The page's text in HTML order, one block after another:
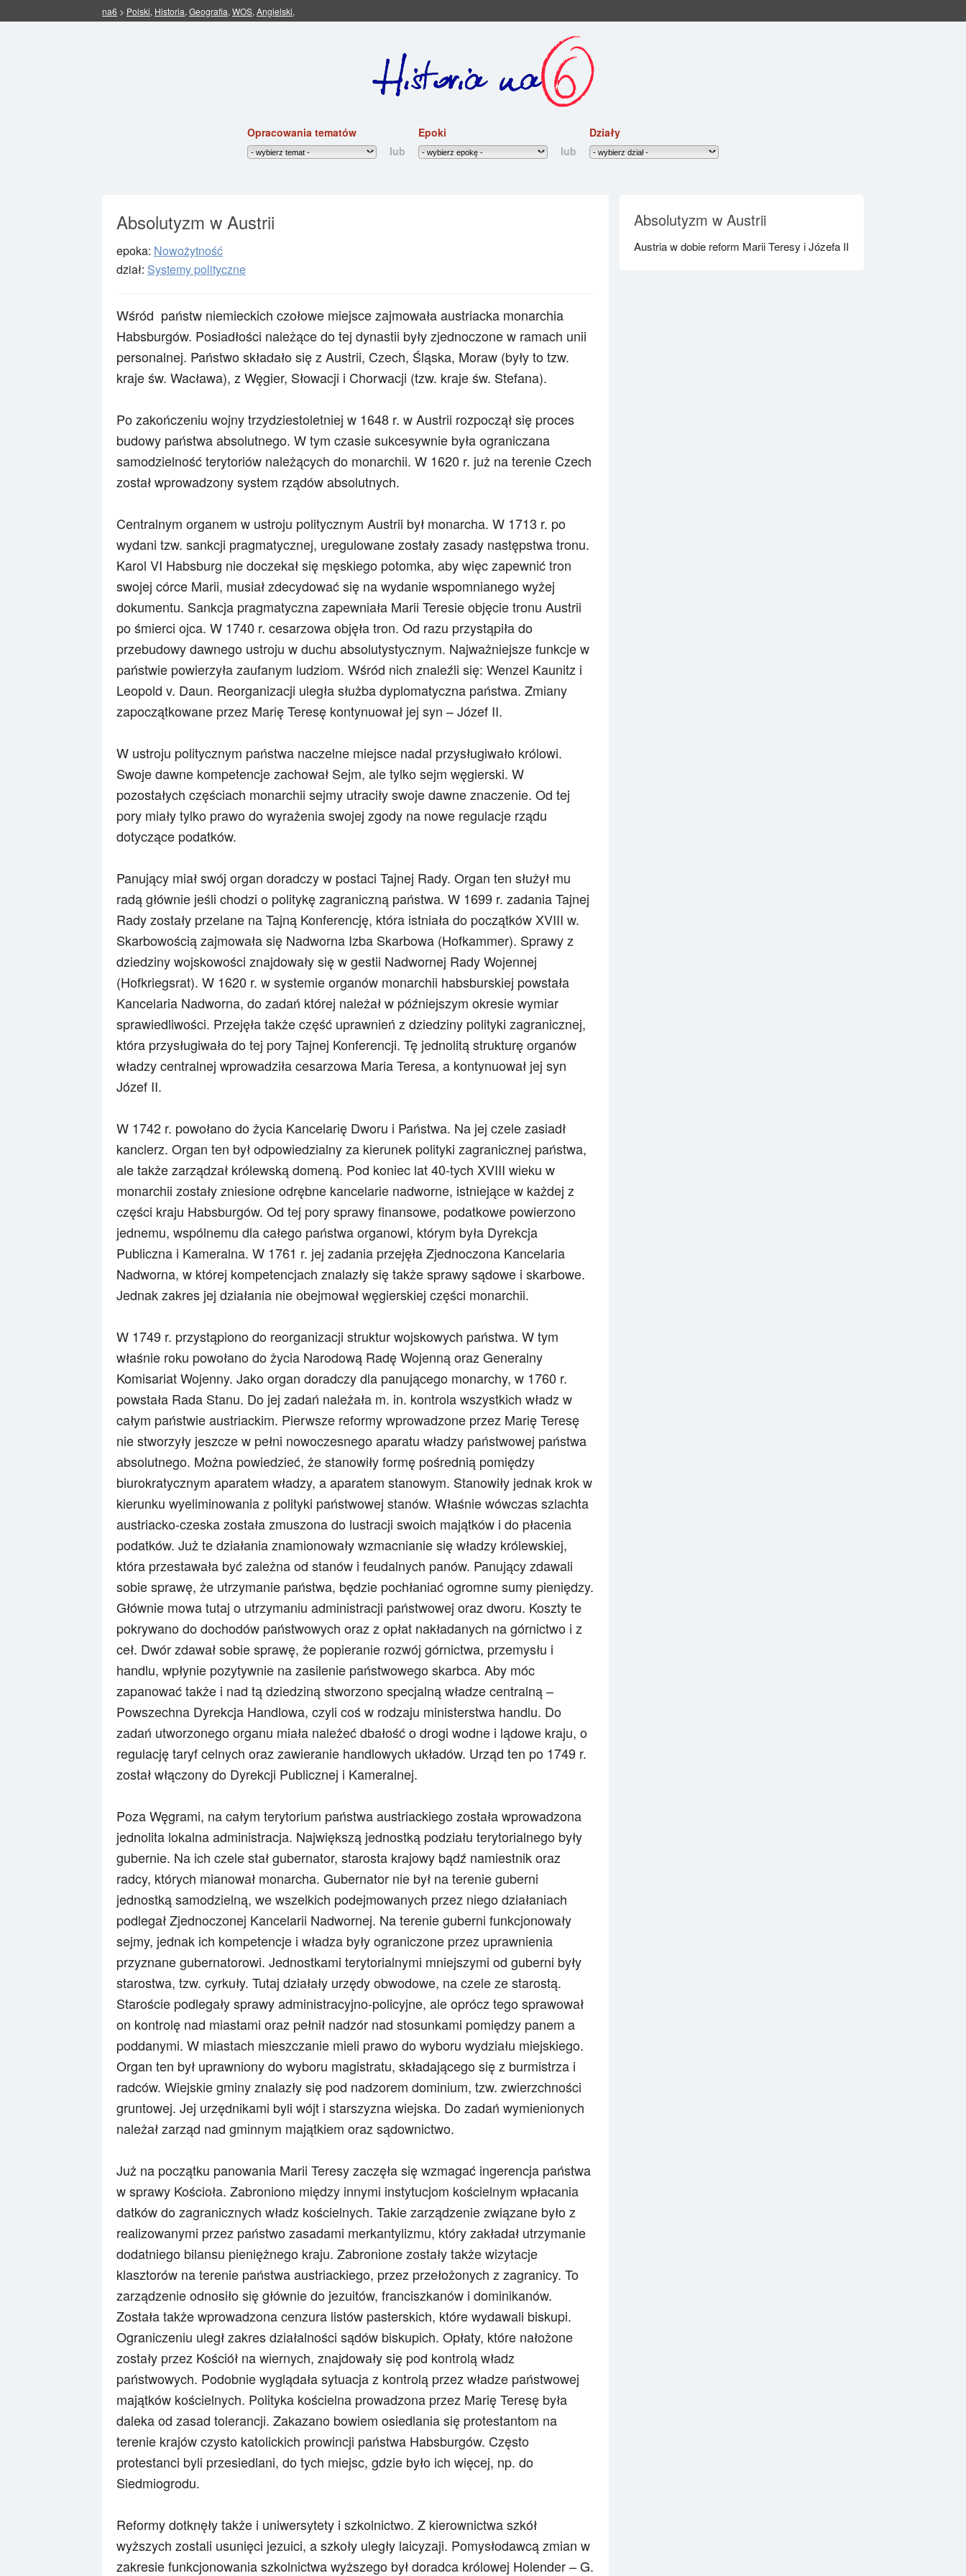
na6 > Polski, Historia, Geografia, WOS, Angielski,
Opracowania tematów
lub
Epoki
lub
Działy
Absolutyzm w Austrii
epoka: Nowożytność
dział: Systemy polityczne
Wśród państw niemieckich czołowe miejsce zajmowała austriacka monarchia
Habsburgów. Posiadłości należące do tej dynastii były zjednoczone w ramach unii
personalnej. Państwo składało się z Austrii, Czech, Śląska, Moraw (były to tzw.
kraje św. Wacława), z Węgier, Słowacji i Chorwacji (tzw. kraje św. Stefana).
Po zakończeniu wojny trzydziestoletniej w 1648 r. w Austrii rozpoczął się proces
budowy państwa absolutnego. W tym czasie sukcesywnie była ograniczana
samodzielność terytoriów należących do monarchii. W 1620 r. już na terenie Czech
został wprowadzony system rządów absolutnych.
Centralnym organem w ustroju politycznym Austrii był monarcha. W 1713 r. po
wydani tzw. sankcji pragmatycznej, uregulowane zostały zasady następstwa tronu.
Karol VI Habsburg nie doczekał się męskiego potomka, aby więc zapewnić tron
swojej córce Marii, musiał zdecydować się na wydanie wspomnianego wyżej
dokumentu. Sankcja pragmatyczna zapewniała Marii Teresie objęcie tronu Austrii
po śmierci ojca. W 1740 r. cesarzowa objęła tron. Od razu przystąpiła do
przebudowy dawnego ustroju w duchu absolutystycznym. Najważniejsze funkcje w
państwie powierzyła zaufanym ludziom. Wśród nich znaleźli się: Wenzel Kaunitz i
Leopold v. Daun. Reorganizacji uległa służba dyplomatyczna państwa. Zmiany
zapoczątkowane przez Marię Teresę kontynuował jej syn – Józef II.
W ustroju politycznym państwa naczelne miejsce nadal przysługiwało królowi.
Swoje dawne kompetencje zachował Sejm, ale tylko sejm węgierski. W
pozostałych częściach monarchii sejmy utraciły swoje dawne znaczenie. Od tej
pory miały tylko prawo do wyrażenia swojej zgody na nowe regulacje rządu
dotyczące podatków.
Panujący miał swój organ doradczy w postaci Tajnej Rady. Organ ten służył mu
radą głównie jeśli chodzi o politykę zagraniczną państwa. W 1699 r. zadania Tajnej
Rady zostały przelane na Tajną Konferencję, która istniała do początków XVIII w.
Skarbowością zajmowała się Nadworna Izba Skarbowa (Hofkammer). Sprawy z
dziedziny wojskowości znajdowały się w gestii Nadwornej Rady Wojennej
(Hofkriegsrat). W 1620 r. w systemie organów monarchii habsburskiej powstała
Kancelaria Nadworna, do zadań której należał w późniejszym okresie wymiar
sprawiedliwości. Przejęła także część uprawnień z dziedziny polityki zagranicznej,
która przysługiwała do tej pory Tajnej Konferencji. Tę jednolitą strukturę organów
władzy centralnej wprowadziła cesarzowa Maria Teresa, a kontynuował jej syn
Józef II.
W 1742 r. powołano do życia Kancelarię Dworu i Państwa. Na jej czele zasiadł
kanclerz. Organ ten był odpowiedzialny za kierunek polityki zagranicznej państwa,
ale także zarządzał królewską domeną. Pod koniec lat 40-tych XVIII wieku w
monarchii zostały zniesione odrębne kancelarie nadworne, istniejące w każdej z
części kraju Habsburgów. Od tej pory sprawy finansowe, podatkowe powierzono
jednemu, wspólnemu dla całego państwa organowi, którym była Dyrekcja
Publiczna i Kameralna. W 1761 r. jej zadania przejęła Zjednoczona Kancelaria
Nadworna, w której kompetencjach znalazły się także sprawy sądowe i skarbowe.
Jednak zakres jej działania nie obejmował węgierskiej części monarchii.
W 1749 r. przystąpiono do reorganizacji struktur wojskowych państwa. W tym
właśnie roku powołano do życia Narodową Radę Wojenną oraz Generalny
Komisariat Wojenny. Jako organ doradczy dla panującego monarchy, w 1760 r.
powstała Rada Stanu. Do jej zadań należała m. in. kontrola wszystkich władz w
całym państwie austriackim. Pierwsze reformy wprowadzone przez Marię Teresę
nie stworzyły jeszcze w pełni nowoczesnego aparatu władzy państwowej państwa
absolutnego. Można powiedzieć, że stanowiły formę pośrednią pomiędzy
biurokratycznym aparatem władzy, a aparatem stanowym. Stanowiły jednak krok w
kierunku wyeliminowania z polityki państwowej stanów. Właśnie wówczas szlachta
austriacko-czeska została zmuszona do lustracji swoich majątków i do płacenia
podatków. Już te działania znamionowały wzmacnianie się władzy królewskiej,
która przestawała być zależna od stanów i feudalnych panów. Panujący zdawali
sobie sprawę, że utrzymanie państwa, będzie pochłaniać ogromne sumy pieniędzy.
Głównie mowa tutaj o utrzymaniu administracji państwowej oraz dworu. Koszty te
pokrywano do dochodów państwowych oraz z opłat nakładanych na górnictwo i z
ceł. Dwór zdawał sobie sprawę, że popieranie rozwój górnictwa, przemysłu i
handlu, wpłynie pozytywnie na zasilenie państwowego skarbca. Aby móc
zapanować także i nad tą dziedziną stworzono specjalną władze centralną –
Powszechna Dyrekcja Handlowa, czyli coś w rodzaju ministerstwa handlu. Do
zadań utworzonego organu miała należeć dbałość o drogi wodne i lądowe kraju, o
regulację taryf celnych oraz zawieranie handlowych układów. Urząd ten po 1749 r.
został włączony do Dyrekcji Publicznej i Kameralnej.
Poza Węgrami, na całym terytorium państwa austriackiego została wprowadzona
jednolita lokalna administracja. Największą jednostką podziału terytorialnego były
gubernie. Na ich czele stał gubernator, starosta krajowy bądź namiestnik oraz
radcy, których mianował monarcha. Gubernator nie był na terenie guberni
jednostką samodzielną, we wszelkich podejmowanych przez niego działaniach
podlegał Zjednoczonej Kancelarii Nadwornej. Na terenie guberni funkcjonowały
sejmy, jednak ich kompetencje i władza były ograniczone przez uprawnienia
przyznane gubernatorowi. Jednostkami terytorialnymi mniejszymi od guberni były
starostwa, tzw. cyrkuły. Tutaj działały urzędy obwodowe, na czele ze starostą.
Staroście podlegały sprawy administracyjno-policyjne, ale oprócz tego sprawował
on kontrolę nad miastami oraz pełnił nadzór nad stosunkami pomiędzy panem a
poddanymi. W miastach mieszczanie mieli prawo do wyboru wydziału miejskiego.
Organ ten był uprawniony do wyboru magistratu, składającego się z burmistrza i
radców. Wiejskie gminy znalazły się pod nadzorem dominium, tzw. zwierzchności
gruntowej. Jej urzędnikami byli wójt i starszyzna wiejska. Do zadań wymienionych
należał zarząd nad gminnym majątkiem oraz sądownictwo.
Już na początku panowania Marii Teresy zaczęła się wzmagać ingerencja państwa
w sprawy Kościoła. Zabroniono między innymi instytucjom kościelnym wpłacania
datków do zagranicznych władz kościelnych. Takie zarządzenie związane było z
realizowanymi przez państwo zasadami merkantylizmu, który zakładał utrzymanie
dodatniego bilansu pieniężnego kraju. Zabronione zostały także wizytacje
klasztorów na terenie państwa austriackiego, przez przełożonych z zagranicy. To
zarządzenie odnosiło się głównie do jezuitów, franciszkanów i dominikanów.
Została także wprowadzona cenzura listów pasterskich, które wydawali biskupi.
Ograniczeniu uległ zakres działalności sądów biskupich. Opłaty, które nałożone
zostały przez Kościół na wiernych, znajdowały się pod kontrolą władz
państwowych. Podobnie wyglądała sytuacja z kontrolą przez władze państwowej
majątków kościelnych. Polityka kościelna prowadzona przez Marię Teresę była
daleka od zasad tolerancji. Zakazano bowiem osiedlania się protestantom na
terenie krajów czysto katolickich prowincji państwa Habsburgów. Często
protestanci byli przesiedlani, do tych miejsc, gdzie było ich więcej, np. do
Siedmiogrodu.
Reformy dotknęły także i uniwersytety i szkolnictwo. Z kierownictwa szkół
wyższych zostali usunięci jezuici, a szkoły uległy laicyzaji. Pomysłodawcą zmian w
zakresie funkcjonowania szkolnictwa wyższego był doradca królowej Holender – G.
Absolutyzm w Austrii
Austria w dobie reform Marii Teresy i Józefa II